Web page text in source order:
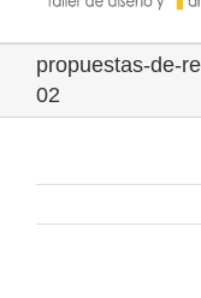
propuestas-de-
02